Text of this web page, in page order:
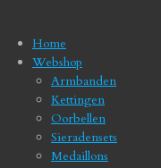
Home
Webshop
Armbanden
Kettingen
Oorbellen
Sieradensets
Medaillons